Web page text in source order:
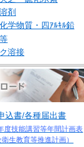
剤
学物質・四ｱﾙｷﾙ鉛
溶接
込書/各種届出書
度技能講習等年間計画表
衛生教育等推進計画）